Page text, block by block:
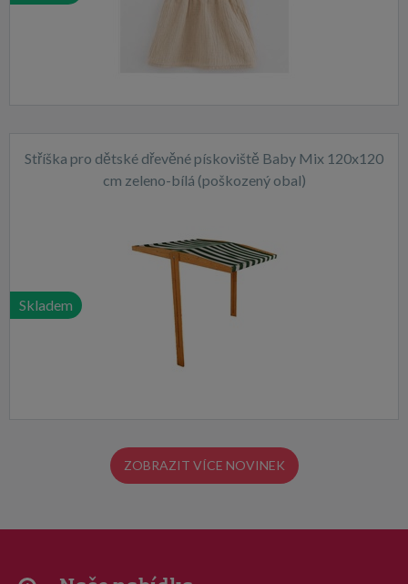
Stříška pro dětské dřevěné pískoviště Baby Mix 120x120
cm zeleno-bílá (poškozený obal)
Skladem
ZOBRAZIT VÍCE NOVINEK